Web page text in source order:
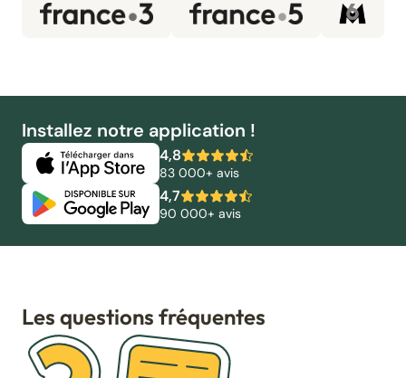
Installez notre application !
4,8
83 000+ avis
4,7
90 000+ avis
Les questions fréquentes